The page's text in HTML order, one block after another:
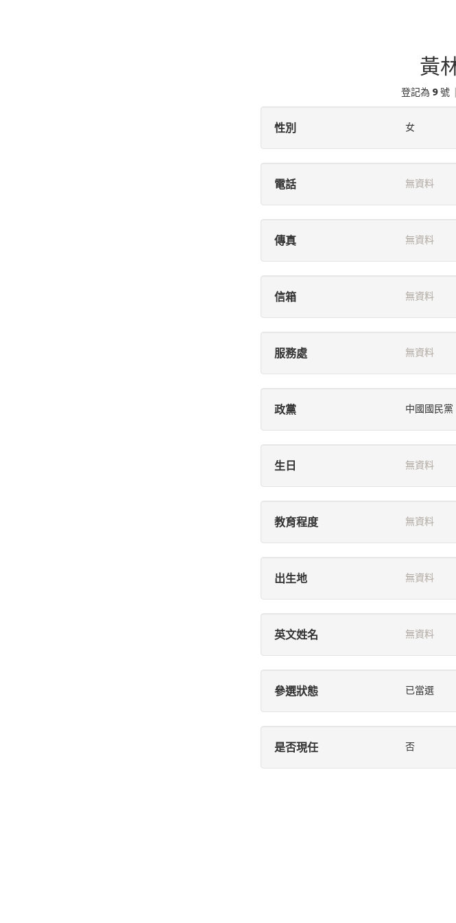
黃
登記為 9號
性別 女
電話 無資料
傳真 無資料
信箱 無資料
服務處 無資料
政黨 中國國民黨
生日 無資料
教育程度 無資料
出生地 無資料
英文姓名 無資料
參選狀態 已當選
是否現任 否